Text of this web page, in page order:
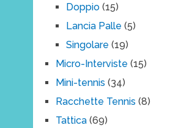
Doppio(15)
Lancia Palle (5)
Singolare (19)
Micro-Interviste (15)
Mini-tennis (34)
Racchette Tennis (8)
Tattica(69)